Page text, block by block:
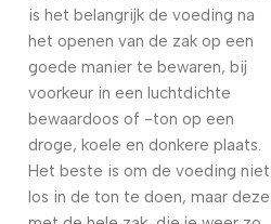
is het belangrijk de voeding na
het openen van de zak op een
goede manier te bewaren, bij
voorkeur in een luchtdichte
bewaardoos of -ton op een
droge, koele en donkere plaats.
Het beste is om de voeding niet
los in de ton te doen, maar deze